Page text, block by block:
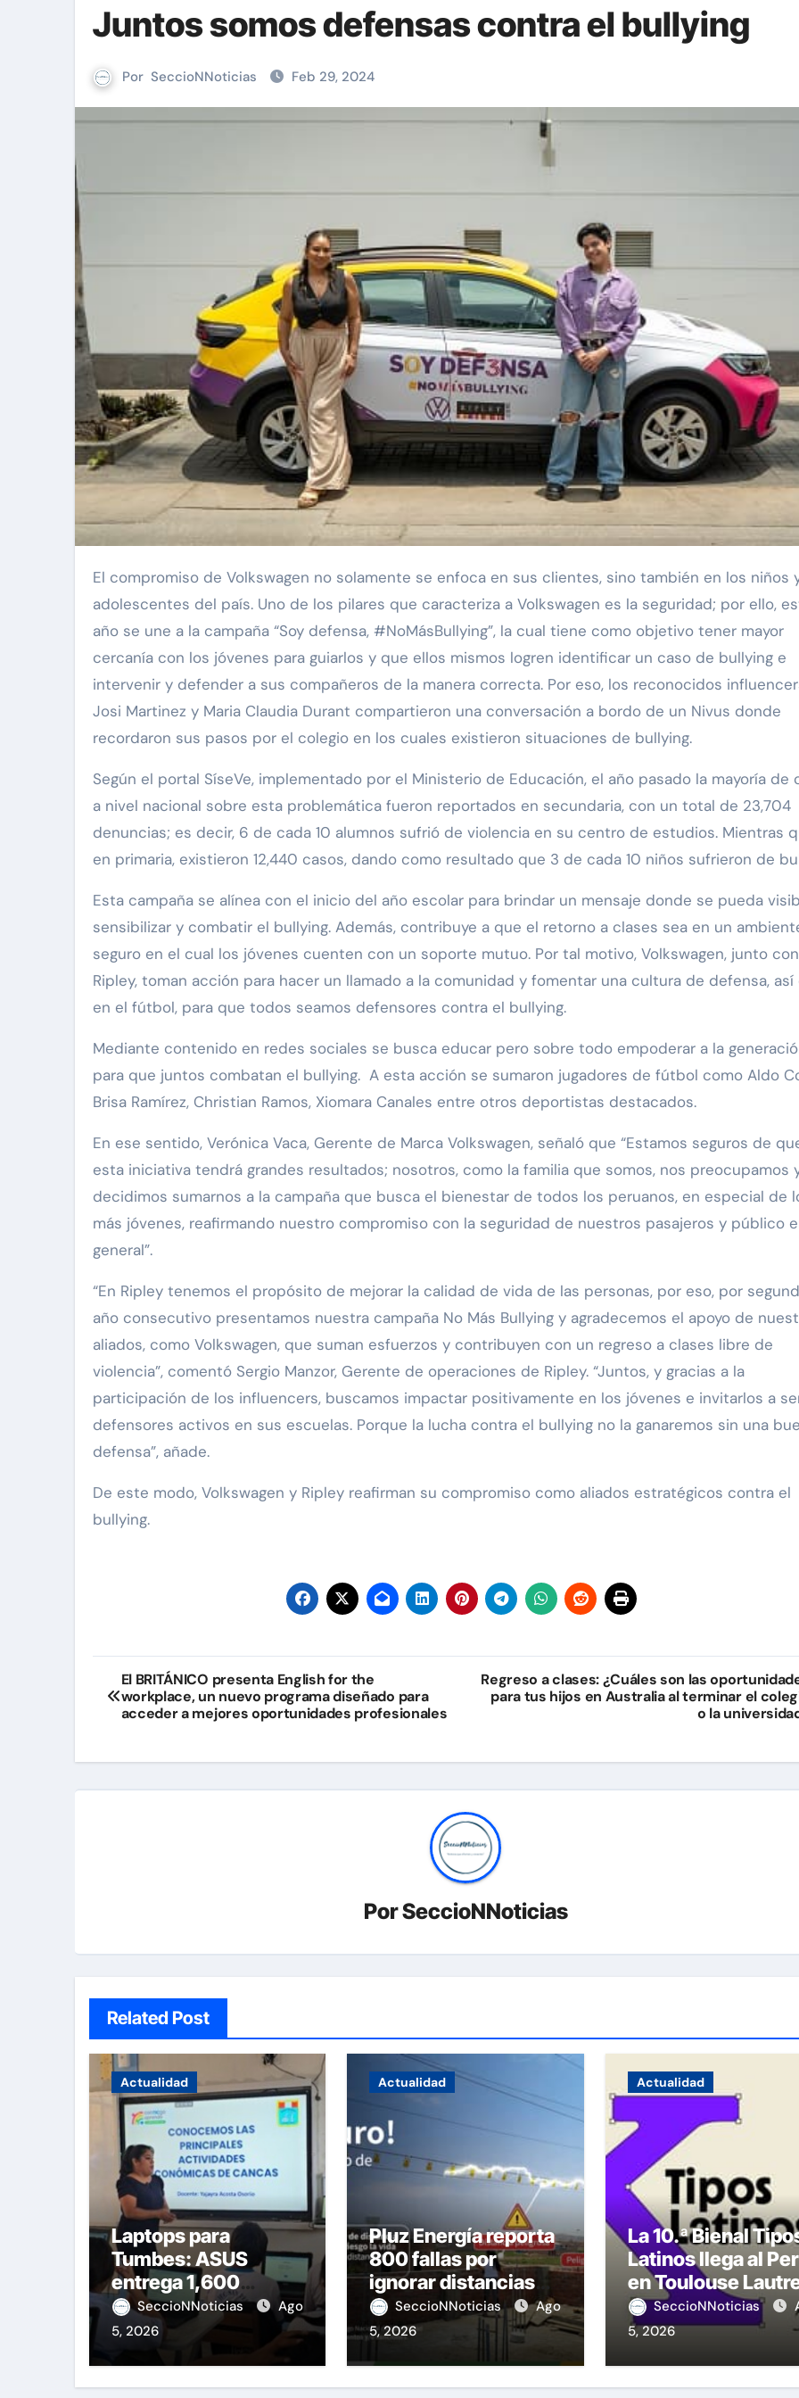
Juntos somos defensas contra el bullying
Por SeccioNNoticias Feb 29, 2024
El compromiso de Volkswagen no solamente se enfoca en sus clientes, sino también en los niños y
adolescentes del país. Uno de los pilares que caracteriza a Volkswagen es la seguridad; por ello,
año se une a la campaña “Soy defensa, #NoMásBullying”, la cual tiene como objetivo tener mayor
cercanía con los jóvenes para guiarlos y que ellos mismos logren identificar un caso de bullying e
intervenir y defender a sus compañeros de la manera correcta. Por eso, los reconocidos
Josi Martinez y Maria Claudia Durant compartieron una conversación a bordo de un Nivus donde
recordaron sus pasos por el colegio en los cuales existieron situaciones de bullying.
Según el portal SíseVe, implementado por el Ministerio de Educación, el año pasado la mayoría de
a nivel nacional sobre esta problemática fueron reportados en secundaria, con un total de 23,704
denuncias; es decir, 6 de cada 10 alumnos sufrió de violencia en su centro de estudios. Mientras
en primaria, existieron 12,440 casos, dando como resultado que 3 de cada 10 niños sufrieron de
Esta campaña se alínea con el inicio del año escolar para brindar un mensaje donde se pueda
sensibilizar y combatir el bullying. Además, contribuye a que el retorno a clases sea en un
seguro en el cual los jóvenes cuenten con un soporte mutuo. Por tal motivo, Volkswagen, junto con
Ripley, toman acción para hacer un llamado a la comunidad y fomentar una cultura de defensa, así
en el fútbol, para que todos seamos defensores contra el bullying.
Mediante contenido en redes sociales se busca educar pero sobre todo empoderar a la
para que juntos combatan el bullying. A esta acción se sumaron jugadores de fútbol como Aldo
Brisa Ramírez, Christian Ramos, Xiomara Canales entre otros deportistas destacados.
En ese sentido, Verónica Vaca, Gerente de Marca Volkswagen, señaló que “Estamos seguros de
esta iniciativa tendrá grandes resultados; nosotros, como la familia que somos, nos preocupamos
decidimos sumarnos a la campaña que busca el bienestar de todos los peruanos, en especial de
más jóvenes, reafirmando nuestro compromiso con la seguridad de nuestros pasajeros y público
general”.
“En Ripley tenemos el propósito de mejorar la calidad de vida de las personas, por eso, por
año consecutivo presentamos nuestra campaña No Más Bullying y agradecemos el apoyo de
aliados, como Volkswagen, que suman esfuerzos y contribuyen con un regreso a clases libre de
violencia”, comentó Sergio Manzor, Gerente de operaciones de Ripley. “Juntos, y gracias a la
participación de los influencers, buscamos impactar positivamente en los jóvenes e invitarlos a
defensores activos en sus escuelas. Porque la lucha contra el bullying no la ganaremos sin una
defensa”, añade.
De este modo, Volkswagen y Ripley reafirman su compromiso como aliados estratégicos contra el
bullying.
Navegación
de
El BRITÁNICO presenta English for the
workplace, un nuevo programa diseñado para
acceder a mejores oportunidades profesionales
Regreso a clases: ¿Cuáles son las
para tus hijos en Australia al terminar el
o la
PorSeccioNNoticias
Related Post
Actualidad
Laptops para
Tumbes: ASUS
entrega 1,600
equipos educativos
SeccioNNoticias
Ago
5, 2026
Actualidad
Pluz Energía reporta
800 fallas por
ignorar distancias
de seguridad
SeccioNNoticias
Ago
5, 2026
Actualidad
La 10.ª Bienal
Latinos llega al
en Toulouse
SeccioNNoticias
5, 2026